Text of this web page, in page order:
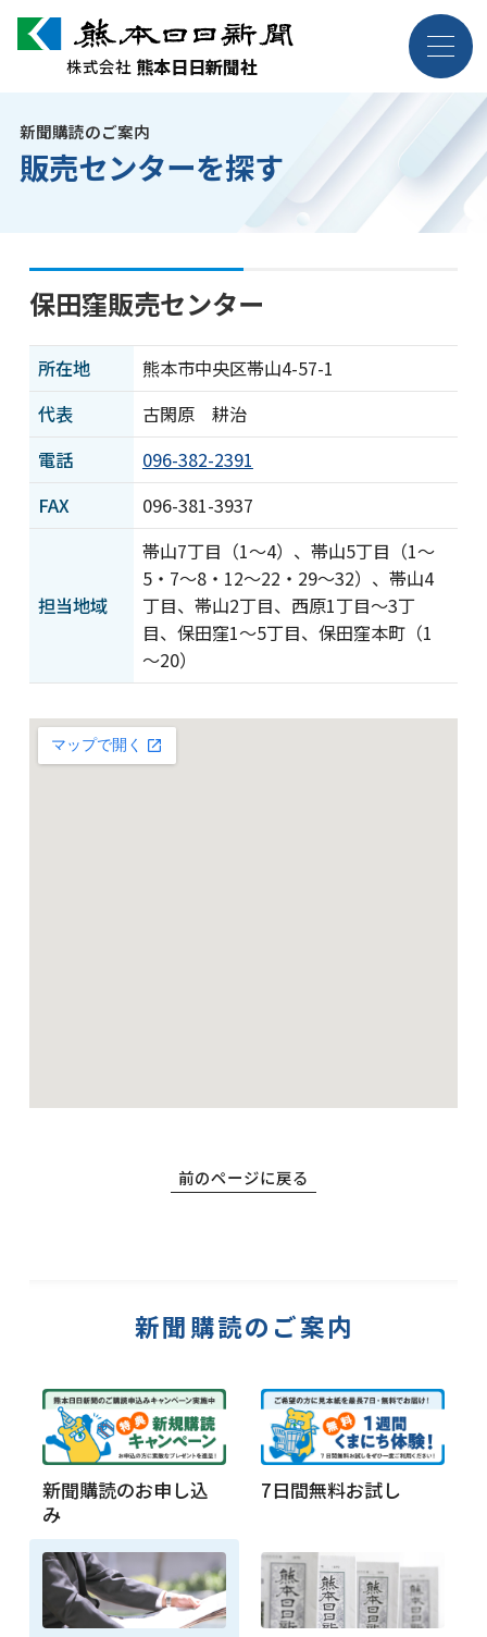
株式会社 熊本日日新聞社
新聞購読のご案内
販売センターを探す
保田窪販売センター
所在地
熊本市中央区帯山4-57-1
代表
古閑原 耕治
電話
096-382-2391
FAX
096-381-3937
担当地域
帯山7丁目（1～4）、帯山5丁目（1～
5・7～8・12～22・29～32）、帯山4
丁目、帯山2丁目、西原1丁目～3丁
目、保田窪1～5丁目、保田窪本町（1
～20）
前のページに戻る
新聞購読のご案内
新聞購読のお申し込
み
7日間無料お試し
株式会社 熊本日日新聞社
企業情報
採用案内
お問い合わせ
ニュース・トピックス
プライバシーポリシー
サイトポリシー
著作物の利用について
カスタマーハラスメント
に対する基本方針
サイトマップ